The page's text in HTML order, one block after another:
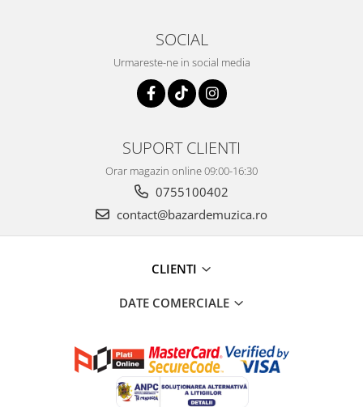
SOCIAL
Urmareste-ne in social media
SUPORT CLIENTI
Orar magazin online 09:00-16:30
0755100402
contact@bazardemuzica.ro
CLIENTI
DATE COMERCIALE